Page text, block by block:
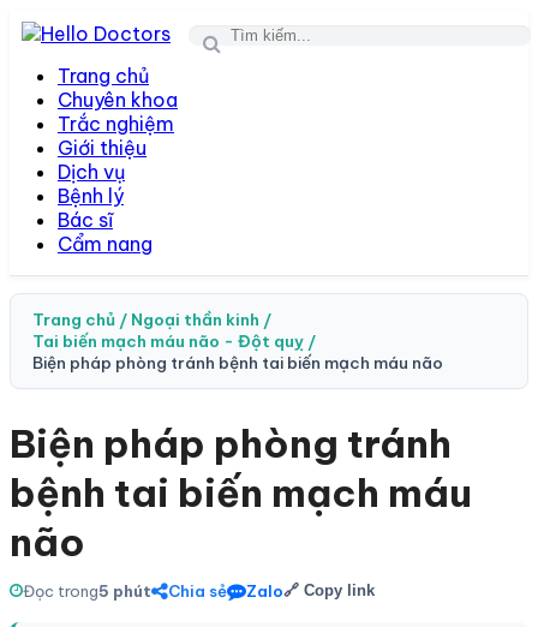
Trang chủ
Chuyên khoa
Trắc nghiệm
Giới thiệu
Dịch vụ
Bệnh lý
Bác sĩ
Cẩm nang
Trang chủ / Ngoại thần kinh /
Tai biến mạch máu não - Đột quỵ /
Biện pháp phòng tránh bệnh tai biến mạch máu não
Biện pháp phòng tránh
bệnh tai biến mạch máu
não
Đọc trong5 phút Chia sẻ Zalo🔗 Copy link